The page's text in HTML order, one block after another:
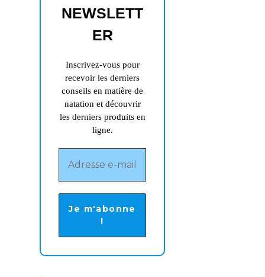
nouvelNEWSLETT
ER
Inscrivez-vous pour
recevoir les derniers
conseils en matière de
natation et découvrir
les derniers produits en
ligne.